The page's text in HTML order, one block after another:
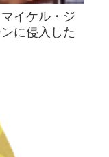
イケル・ジ
に侵入した